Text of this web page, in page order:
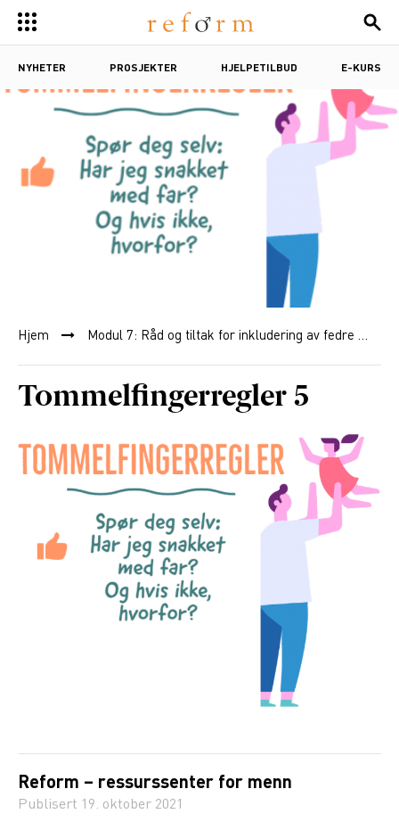
NYHETER PROSJEKTER HJELPETILBUD E-KURS
Hjem Modul 7: Råd og tiltak for inkludering av fedre
Tommelfingerregler 5
Reform – ressurssenter for menn
Publisert 19. oktober 2021